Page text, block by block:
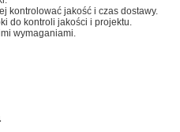
kontrolować jakość i czas dostawy.
do kontroli jakości i projektu.
wymaganiami.